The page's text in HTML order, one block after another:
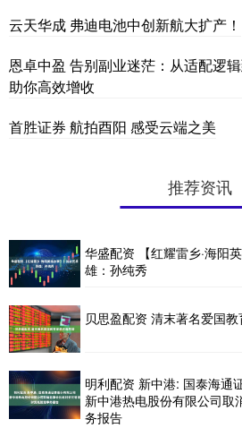
云天华成 弗迪电池中创新航大扩产！
恩卓中盈 告别副业迷茫：从适配逻
助你高效增收
首胜证券 航拍酉阳 感受云端之美
推荐资讯
华盛配资 【红耀雷乡·海阳
雄：孙纯秀
贝思盈配资 清末著名爱国
明利配资 新中港: 国泰海通
新中港热电股份有限公司取
务报告